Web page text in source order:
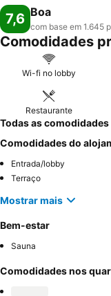
7,6 Boa
com base em 1.645
Comodidades
Wi-fi no lobby
Restaurante
Todas as comodidades
Comodidades do
Entrada/lobby
Terraço
Mostrar mais
Bem-estar
Sauna
Comodidades nos